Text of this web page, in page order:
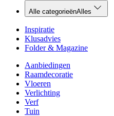
Alle categorieënAlles
Inspiratie
Klusadvies
Folder & Magazine
Aanbiedingen
Raamdecoratie
Vloeren
Verlichting
Verf
Tuin